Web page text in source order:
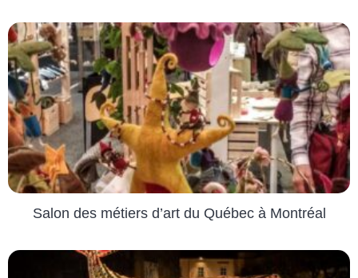
Salon des métiers d’art du Québec à Montréal